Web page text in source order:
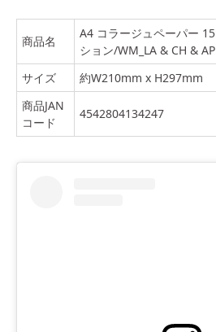
商品名
A4 コラージュペーパー
ション/WM_LA & CH & AP
サイズ
約W210mm x H297mm
商品JAN
コード
4542804134247